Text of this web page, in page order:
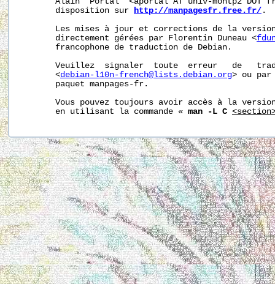
       disposition sur
http://manpagesfr.free.fr/ .
Les mises à jour et corrections de la
       directement gérées par Florentin Duneau <
       francophone de traduction de Debian.
Veuillez  signaler  toute  erreur   de
       <
debian-l10n-french@lists.debian.org> ou par
       paquet manpages-fr.
Vous pouvez toujours avoir accès à la
       en utilisant la commande «
man -L C